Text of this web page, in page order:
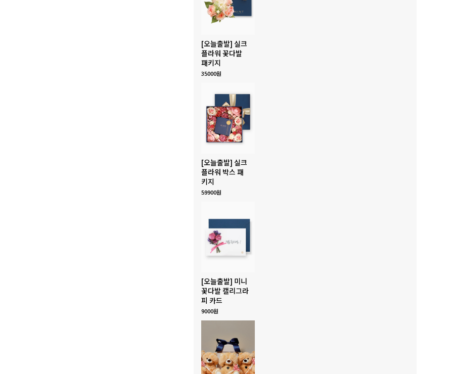
[오늘출발] 실크
플라워 꽃다발
패키지
35000원
[오늘출발] 실크
플라워 박스 패
키지
59900원
[오늘출발] 미니
꽃다발 캘리그라
피 카드
9000원